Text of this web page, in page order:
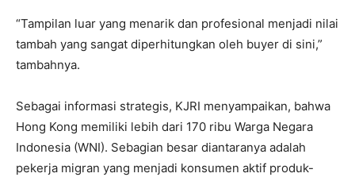
“Tampilan luar yang menarik dan profesional menjadi nilai
tambah yang sangat diperhitungkan oleh buyer di sini,”
tambahnya.
Sebagai informasi strategis, KJRI menyampaikan, bahwa
Hong Kong memiliki lebih dari 170 ribu Warga Negara
Indonesia (WNI). Sebagian besar diantaranya adalah
pekerja migran yang menjadi konsumen aktif produk-